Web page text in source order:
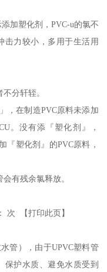
加塑化剂，PVC-u的氯不
击力较小，多用于生活用
分轩轾。
，在制造PVC原料未添加
。没有添『塑化剂』，
『塑化剂』的PVC原料，
有残余氯释放。
【打印此页】
管），由于UPVC塑料管
保护水质、避免水质受到